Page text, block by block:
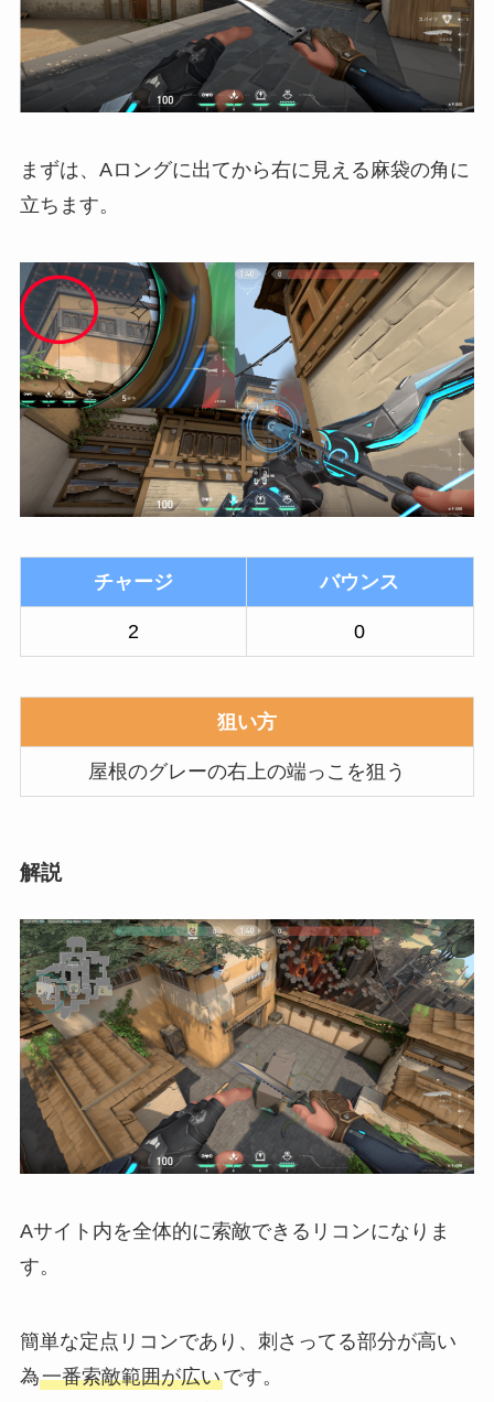
まずは、Aロングに出てから右に見える麻袋の角に
立ちます。
チャージ バウンス
2 0
狙い方
屋根のグレーの右上の端っこを狙う
解説
Aサイト内を全体的に索敵できるリコンになりま
す。
簡単な定点リコンであり、刺さってる部分が高い
為一番索敵範囲が広いです。